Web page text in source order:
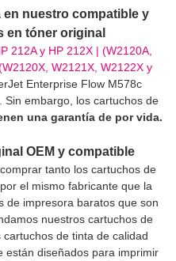
en nuestro compatible y
en tóner original
212A y HP 212X | (W2120A,
W2121X, W2122X y
Enterprise Flow M578c
embargo, los cartuchos de
una garantía de por vida.
OEM y compatible
tanto los cartuchos de
el mismo fabricante que la
de impresora baratos que son
nuestros cartuchos de
cartuchos de tinta de calidad
están diseñados para imprimir